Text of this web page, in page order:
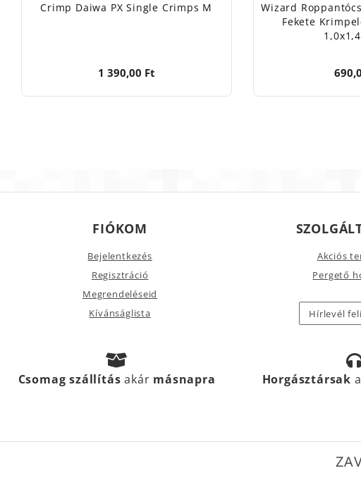
Crimp Daiwa PX Single Crimps M
1 390,00 Ft
Wizard
Fekete
FIÓKOM
Bejelentkezés
Regisztráció
Megrendeléseid
Kívánságlista
Akciós
Pergető
Hírlevél
Csomag szállításakár másnapra Horgásztársak